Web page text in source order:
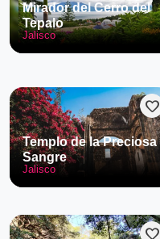
Mirador del Cerro del
Tepalo
Jalisco
favorite
Templo de la Preciosa
Sangre
Jalisco
favorite